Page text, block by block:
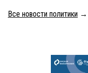
Все новости политики →